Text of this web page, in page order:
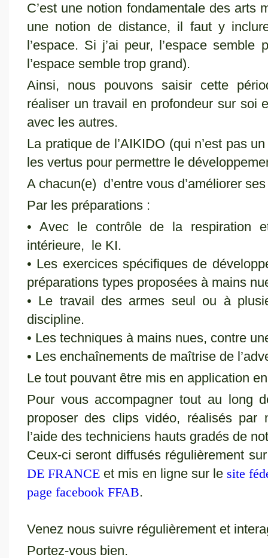
C’est une notion fondamentale des arts
une notion de distance, il faut y
l’espace. Si j’ai peur, l’espace
l’espace semble trop grand).
Ainsi, nous pouvons saisir cette
réaliser un travail en profondeur sur soi
avec les autres.
La pratique de l’AIKIDO (qui n’est pas
les vertus pour permettre le
A chacun(e) d’entre vous d’améliorer
Par les préparations :
• Avec le contrôle de la respiration
intérieure, le KI.
• Les exercices spécifiques de
préparations types proposées à mains
• Le travail des armes seul ou à
discipline.
• Les techniques à mains nues, contre
• Les enchaînements de maîtrise de
Le tout pouvant être mis en application
Pour vous accompagner tout au long
proposer des clips vidéo, réalisés par
l’aide des techniciens hauts gradés de
Ceux-ci seront diffusés régulièrement
DE FRANCE et mis en ligne sur le site
page facebook FFAB.
Venez nous suivre régulièrement et
Portez-vous bien.